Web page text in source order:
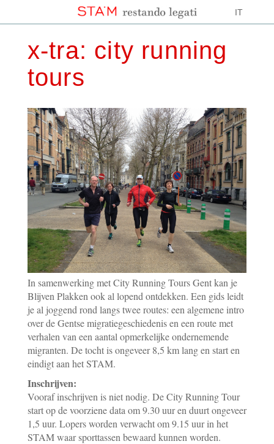
IT
x-tra: city running
tours
In samenwerking met City Running Tours Gent kan je
Blijven Plakken ook al lopend ontdekken. Een gids leidt
je al joggend rond langs twee routes: een algemene intro
over de Gentse migratiegeschiedenis en een route met
verhalen van een aantal opmerkelijke ondernemende
migranten. De tocht is ongeveer 8,5 km lang en start en
eindigt aan het STAM.
Inschrijven:
Vooraf inschrijven is niet nodig. De City Running Tour
start op de voorziene data om 9.30 uur en duurt ongeveer
1,5 uur. Lopers worden verwacht om 9.15 uur in het
STAM waar sporttassen bewaard kunnen worden.